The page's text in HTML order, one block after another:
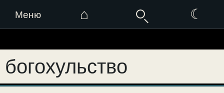
Меню ⌂ ☾
к
содержимому
богохульство